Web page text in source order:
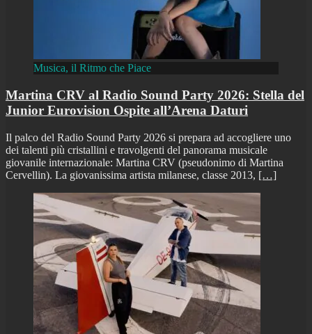
Musica, il Ritmo che Piace
Martina CRV al Radio Sound Party 2026: Stella del
Junior Eurovision Ospite all’Arena Daturi
Il palco del Radio Sound Party 2026 si prepara ad accogliere uno
dei talenti più cristallini e travolgenti del panorama musicale
giovanile internazionale: Martina CRV (pseudonimo di Martina
Cervellin). La giovanissima artista milanese, classe 2013, […]